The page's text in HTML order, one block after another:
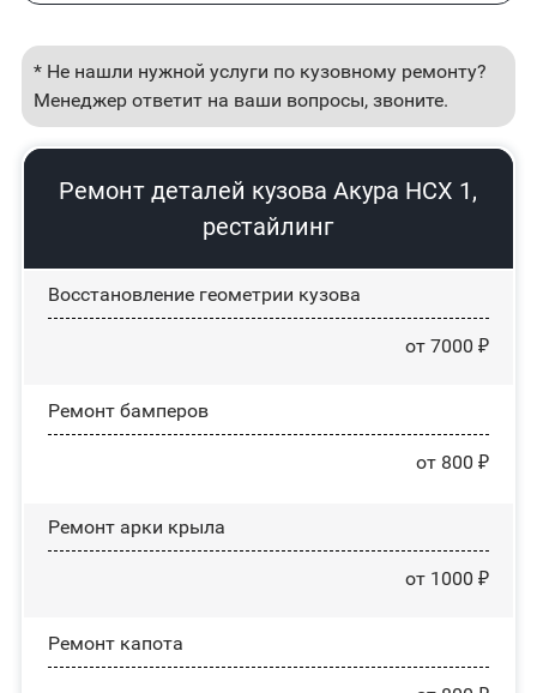
* Не нашли нужной услуги по кузовному ремонту?
Менеджер ответит на ваши вопросы, звоните.
Ремонт деталей кузова Акура НСХ 1,
рестайлинг
Восстановление геометрии кузова
от 7000 ₽
Ремонт бамперов
от 800 ₽
Ремонт арки крыла
от 1000 ₽
Ремонт капота